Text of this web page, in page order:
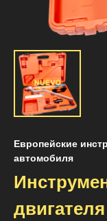
Европейские
автомобиля